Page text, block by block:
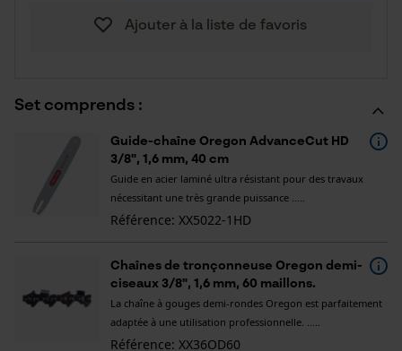
Set comprends :
Guide-chaîne Oregon AdvanceCut HD
3/8", 1,6 mm, 40 cm
Guide en acier laminé ultra résistant pour des travaux
nécessitant une très grande puissance .....
Référence: XX5022-1HD
Chaînes de tronçonneuse Oregon demi-
ciseaux 3/8", 1,6 mm, 60 maillons.
La chaîne à gouges demi-rondes Oregon est parfaitement
adaptée à une utilisation professionnelle. .....
Référence: XX36OD60
Ajouter à la liste de favoris